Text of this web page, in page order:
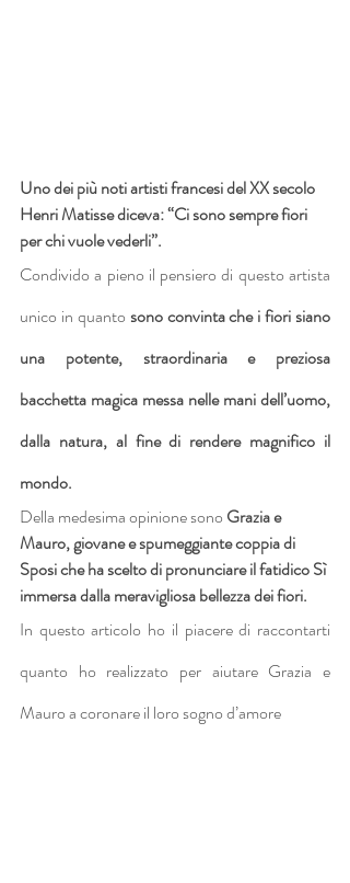
Uno dei più noti artisti francesi del XX secolo
Henri Matisse diceva: “Ci sono sempre fiori
per chi vuole vederli”.
Condivido a pieno il pensiero di questo artista
unico in quanto sono convinta che i fiori siano
una potente, straordinaria e preziosa
bacchetta magica messa nelle mani dell’uomo,
dalla natura, al fine di rendere magnifico il
mondo.
Della medesima opinione sono Grazia e
Mauro, giovane e spumeggiante coppia di
Sposi che ha scelto di pronunciare il fatidico Sì
immersa dalla meravigliosa bellezza dei fiori.
In questo articolo ho il piacere di raccontarti
quanto ho realizzato per aiutare Grazia e
Mauro a coronare il loro sogno d’amore